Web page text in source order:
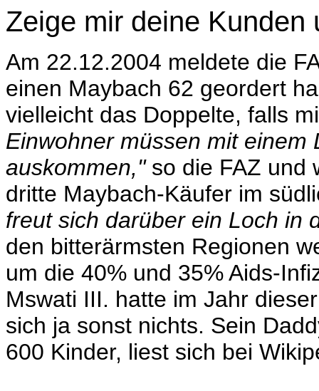
Zeige mir deine Kunden
Am 22.12.2004 meldete die
einen Maybach 62 geordert
vielleicht das Doppelte, falls
Einwohner müssen mit einem
auskommen,"so die FAZ und
dritte Maybach-Käufer im
freut sich darüber ein Loch in
den bitterärmsten Regionen
um die 40% und 35% Aids-
Mswati III. hatte im Jahr
sich ja sonst nichts. Sein
600 Kinder, liest sich bei